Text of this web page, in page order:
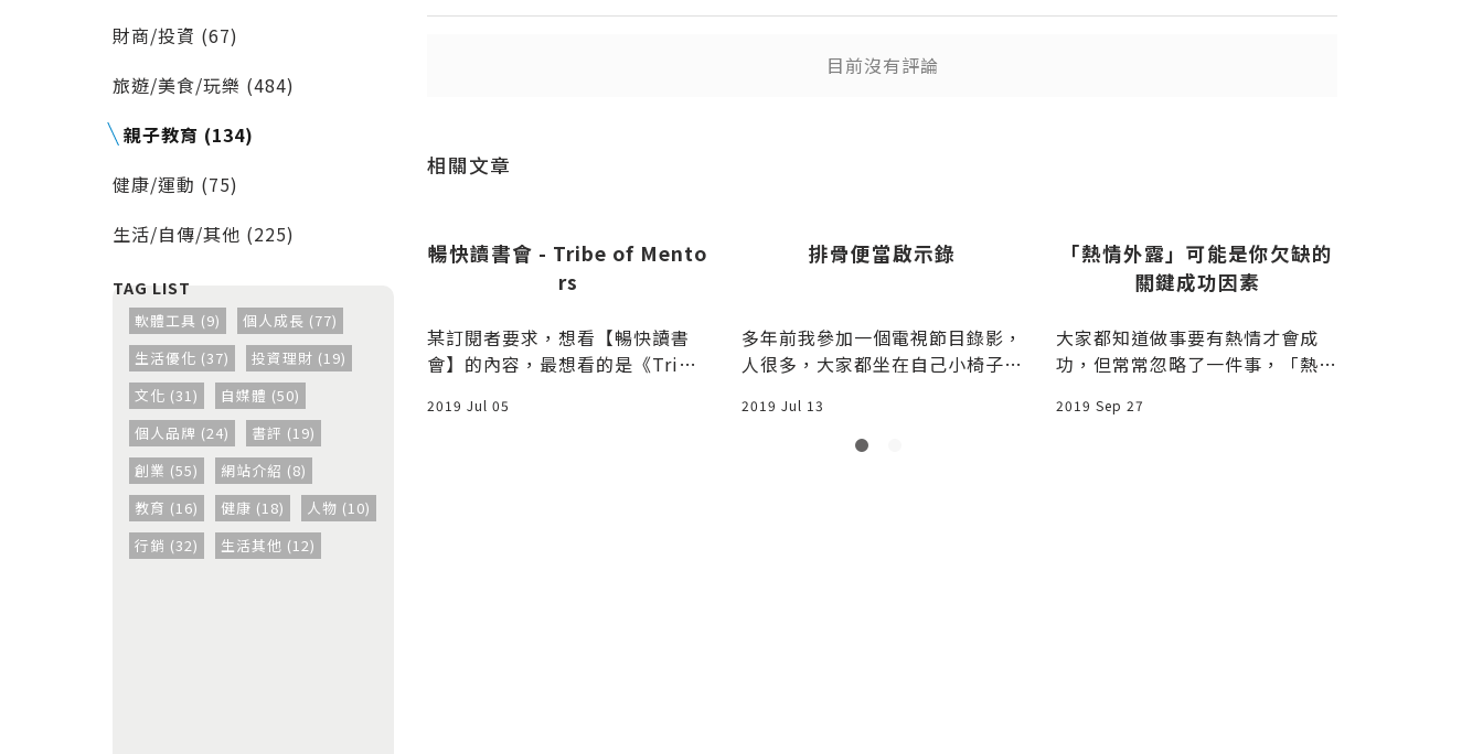
財商/投資 (67)
旅遊/美食/玩樂 (484)
親子教育 (134)
健康/運動 (75)
生活/自傳/其他 (225)
軟體工具 (9)
個人成長 (77)
生活優化 (37)
投資理財 (19)
文化 (31)
自媒體 (50)
個人品牌 (24)
書評 (19)
創業 (55)
網站介紹 (8)
教育 (16)
健康 (18)
人物 (10)
行銷 (32)
生活其他 (12)
目前沒有評論
相關文章
[暢遊華欣] 華欣必訪夜明珠 -
Cicada創意市集
從華欣夜市離開後，我們來到今天
的最後一站，Cicada創意市集，
「Cicada」翻成中文是蟬的意
思，知了嗎？嗯，知了。下車後放
眼望去，我第一秒就愛上了這地
方，張燈結綵、綠意盎然、遠方還
傳來樂團的演奏，一種很典雅悠閒
的夜生活型態，尤其是這個金光奪
目的入口看板，六個英文字母浮在
2014 Nov 02
暢快讀書會 - Tribe of Mento
rs
某訂閱者要求，想看【暢快讀書
會】的內容，最想看的是《Tribe
2019 Jul 05
排骨便當啟示錄
多年前我參加一個電視節目錄影，
人很多，大家都坐在自己小椅子上
欣
2019 Jul 13
「熱情外露」可能是你欠缺的
關鍵成功因素
大家都知道做事要有熱情才會成
功，但常常忽略了一件事，「熱
當然，它是
2019 Sep 27